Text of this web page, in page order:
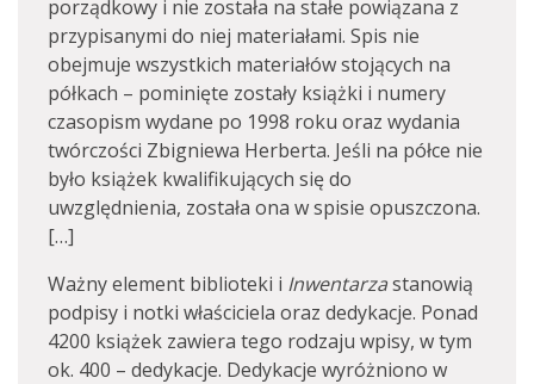
porządkowy i nie została na stałe powiązana z
przypisanymi do niej materiałami. Spis nie
obejmuje wszystkich materiałów stojących na
półkach – pominięte zostały książki i numery
czasopism wydane po 1998 roku oraz wydania
twórczości Zbigniewa Herberta. Jeśli na półce nie
było książek kwalifikujących się do
uwzględnienia, została ona w spisie opuszczona.
[…]
Ważny element biblioteki i Inwentarzastanowią
podpisy i notki właściciela oraz dedykacje. Ponad
4200 książek zawiera tego rodzaju wpisy, w tym
ok. 400 – dedykacje. Dedykacje wyróżniono w